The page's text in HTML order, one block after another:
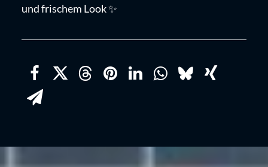
und frischem Look ✨